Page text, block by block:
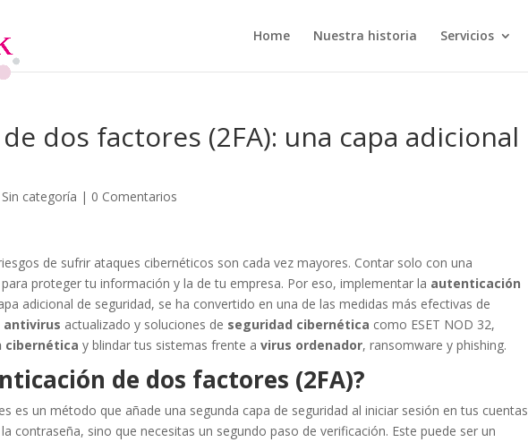
Home Nuestra historia Servicios
dos factores (2FA): una capa adicional
Sin categoría | 0 Comentarios
de sufrir ataques cibernéticos son cada vez mayores. Contar solo con una
proteger tu información y la de tu empresa. Por eso, implementar la autenticación
adicional de seguridad, se ha convertido en una de las medidas más efectivas de
antivirus actualizado y soluciones de seguridad cibernética como ESET NOD 32,
cibernética y blindar tus sistemas frente avirus ordenador, ransomware y phishing.
de dos factores (2FA)?
es un método que añade una segunda capa de seguridad al iniciar sesión en tus cuentas
contraseña, sino que necesitas un segundo paso de verificación. Este puede ser un